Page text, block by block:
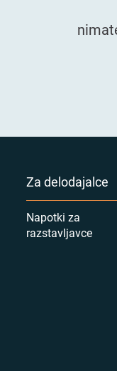
Za delodajalce
Napotki za
razstavljavce